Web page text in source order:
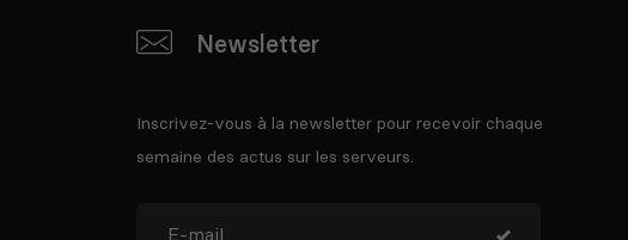
Newsletter
Inscrivez-vous à la newsletter pour recevoir chaque
semaine des actus sur les serveurs.